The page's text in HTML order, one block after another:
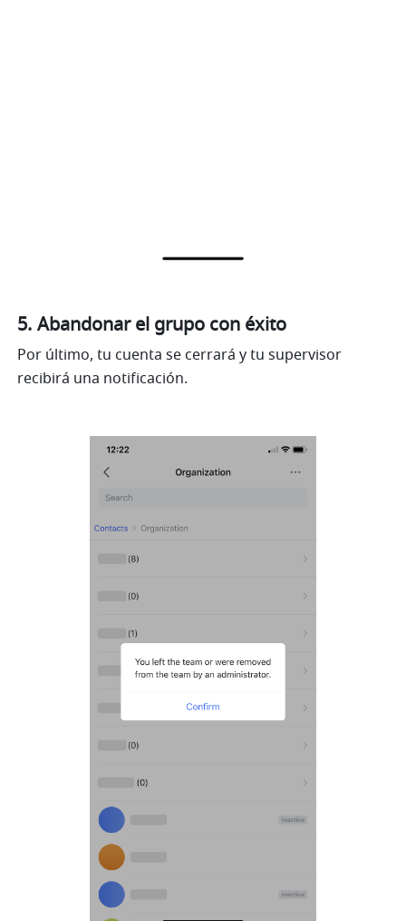
Abandonar el grupo con éxito
Por último, tu cuenta se cerrará y tu supervisor
recibirá una notificación.